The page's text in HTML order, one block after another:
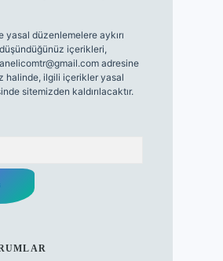
yasal düzenlemelere aykırı
içerikleri,
adresine
halinde, ilgili içerikler yasal
sitemizden kaldırılacaktır.